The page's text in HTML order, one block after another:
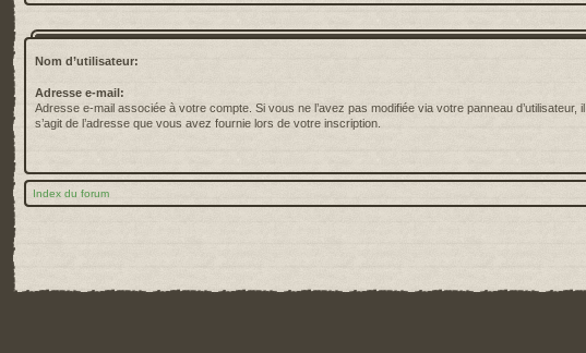
Nom d’utilisateur:
Adresse e-mail:
Adresse e-mail associée à votre compte. Si vous ne l’avez pas modifiée via votre panneau d’utilisateur, il
s’agit de l’adresse que vous avez fournie lors de votre inscription.
Index du forum